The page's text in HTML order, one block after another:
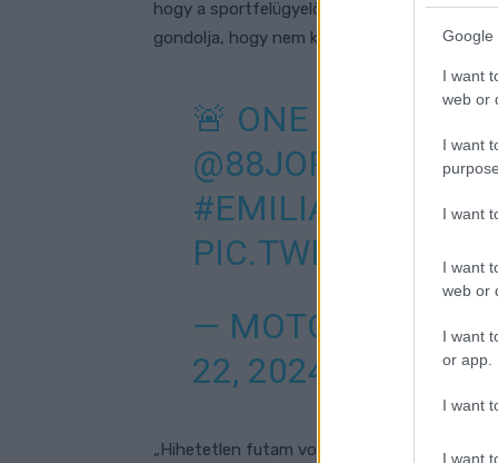
Google
I want
web or
I want
I want
I want
web or
I want
or app.
I want
I want
hogy a sportfelügyelők szerint ez még
gondolja, hogy nem követett el semmi
🚨 ONE LAP TO
— MOTOGP™🏁
22, 2024
„Hihetetlen futam volt – értékelt Bastianini